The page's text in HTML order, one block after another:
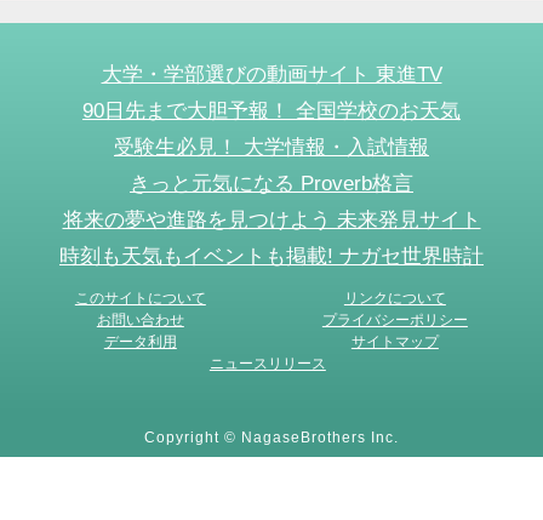
大学・学部選びの動画サイト 東進TV
90日先まで大胆予報！ 全国学校のお天気
受験生必見！ 大学情報・入試情報
きっと元気になる Proverb格言
将来の夢や進路を見つけよう 未来発見サイト
時刻も天気もイベントも掲載! ナガセ世界時計
このサイトについて
リンクについて
お問い合わせ
プライバシーポリシー
データ利用
サイトマップ
ニュースリリース
Copyright © NagaseBrothers Inc.